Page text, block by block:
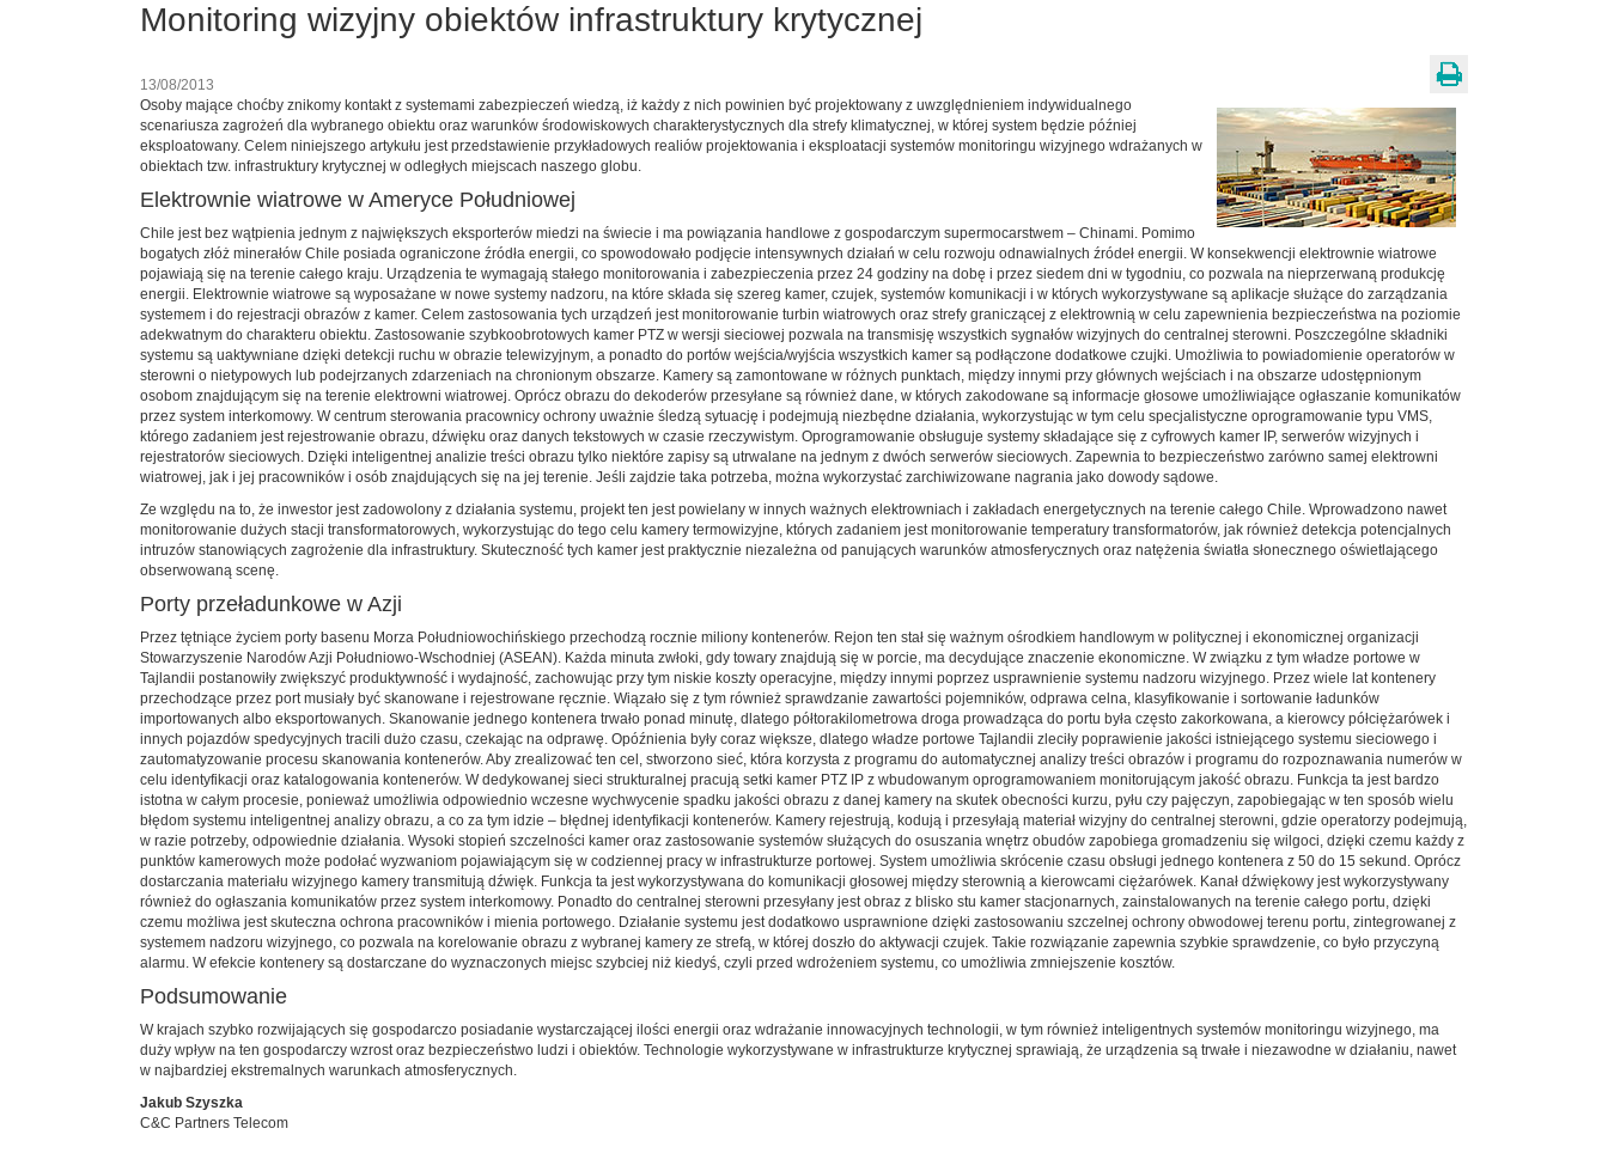
Monitoring wizyjny obiektów infrastruktury krytycznej
13/08/2013
Osoby mające choćby znikomy kontakt z systemami zabezpieczeń wiedzą, iż każdy z nich powinien być projektowany z uwzględnieniem indywidualnego
scenariusza zagrożeń dla wybranego obiektu oraz warunków środowiskowych charakterystycznych dla strefy klimatycznej, w której system będzie później
eksploatowany. Celem niniejszego artykułu jest przedstawienie przykładowych realiów projektowania i eksploatacji systemów monitoringu wizyjnego wdrażanych w
obiektach tzw. infrastruktury krytycznej w odległych miejscach naszego globu.
Elektrownie wiatrowe w Ameryce Południowej
Chile jest bez wątpienia jednym z największych eksporterów miedzi na świecie i ma powiązania handlowe z gospodarczym supermocarstwem – Chinami. Pomimo
bogatych złóż minerałów Chile posiada ograniczone źródła energii, co spowodowało podjęcie intensywnych działań w celu rozwoju odnawialnych źródeł energii. W konsekwencji elektrownie wiatrowe
pojawiają się na terenie całego kraju. Urządzenia te wymagają stałego monitorowania i zabezpieczenia przez 24 godziny na dobę i przez siedem dni w tygodniu, co pozwala na nieprzerwaną produkcję
energii. Elektrownie wiatrowe są wyposażane w nowe systemy nadzoru, na które składa się szereg kamer, czujek, systemów komunikacji i w których wykorzystywane są aplikacje służące do zarządzania
systemem i do rejestracji obrazów z kamer. Celem zastosowania tych urządzeń jest monitorowanie turbin wiatrowych oraz strefy graniczącej z elektrownią w celu zapewnienia bezpieczeństwa na poziomie
adekwatnym do charakteru obiektu. Zastosowanie szybkoobrotowych kamer PTZ w wersji sieciowej pozwala na transmisję wszystkich sygnałów wizyjnych do centralnej sterowni. Poszczególne składniki
systemu są uaktywniane dzięki detekcji ruchu w obrazie telewizyjnym, a ponadto do portów wejścia/wyjścia wszystkich kamer są podłączone dodatkowe czujki. Umożliwia to powiadomienie operatorów w
sterowni o nietypowych lub podejrzanych zdarzeniach na chronionym obszarze. Kamery są zamontowane w różnych punktach, między innymi przy głównych wejściach i na obszarze udostępnionym
osobom znajdującym się na terenie elektrowni wiatrowej. Oprócz obrazu do dekoderów przesyłane są również dane, w których zakodowane są informacje głosowe umożliwiające ogłaszanie komunikatów
przez system interkomowy. W centrum sterowania pracownicy ochrony uważnie śledzą sytuację i podejmują niezbędne działania, wykorzystując w tym celu specjalistyczne oprogramowanie typu VMS,
którego zadaniem jest rejestrowanie obrazu, dźwięku oraz danych tekstowych w czasie rzeczywistym. Oprogramowanie obsługuje systemy składające się z cyfrowych kamer IP, serwerów wizyjnych i
rejestratorów sieciowych. Dzięki inteligentnej analizie treści obrazu tylko niektóre zapisy są utrwalane na jednym z dwóch serwerów sieciowych. Zapewnia to bezpieczeństwo zarówno samej elektrowni
wiatrowej, jak i jej pracowników i osób znajdujących się na jej terenie. Jeśli zajdzie taka potrzeba, można wykorzystać zarchiwizowane nagrania jako dowody sądowe.
Ze względu na to, że inwestor jest zadowolony z działania systemu, projekt ten jest powielany w innych ważnych elektrowniach i zakładach energetycznych na terenie całego Chile. Wprowadzono nawet
monitorowanie dużych stacji transformatorowych, wykorzystując do tego celu kamery termowizyjne, których zadaniem jest monitorowanie temperatury transformatorów, jak również detekcja potencjalnych
intruzów stanowiących zagrożenie dla infrastruktury. Skuteczność tych kamer jest praktycznie niezależna od panujących warunków atmosferycznych oraz natężenia światła słonecznego oświetlającego
obserwowaną scenę.
Porty przeładunkowe w Azji
Przez tętniące życiem porty basenu Morza Południowochińskiego przechodzą rocznie miliony kontenerów. Rejon ten stał się ważnym ośrodkiem handlowym w politycznej i ekonomicznej organizacji
Stowarzyszenie Narodów Azji Południowo-Wschodniej (ASEAN). Każda minuta zwłoki, gdy towary znajdują się w porcie, ma decydujące znaczenie ekonomiczne. W związku z tym władze portowe w
Tajlandii postanowiły zwiększyć produktywność i wydajność, zachowując przy tym niskie koszty operacyjne, między innymi poprzez usprawnienie systemu nadzoru wizyjnego. Przez wiele lat kontenery
przechodzące przez port musiały być skanowane i rejestrowane ręcznie. Wiązało się z tym również sprawdzanie zawartości pojemników, odprawa celna, klasyfikowanie i sortowanie ładunków
importowanych albo eksportowanych. Skanowanie jednego kontenera trwało ponad minutę, dlatego półtorakilometrowa droga prowadząca do portu była często zakorkowana, a kierowcy półciężarówek i
innych pojazdów spedycyjnych tracili dużo czasu, czekając na odprawę. Opóźnienia były coraz większe, dlatego władze portowe Tajlandii zleciły poprawienie jakości istniejącego systemu sieciowego i
zautomatyzowanie procesu skanowania kontenerów. Aby zrealizować ten cel, stworzono sieć, która korzysta z programu do automatycznej analizy treści obrazów i programu do rozpoznawania numerów w
celu identyfikacji oraz katalogowania kontenerów. W dedykowanej sieci strukturalnej pracują setki kamer PTZ IP z wbudowanym oprogramowaniem monitorującym jakość obrazu. Funkcja ta jest bardzo
istotna w całym procesie, ponieważ umożliwia odpowiednio wczesne wychwycenie spadku jakości obrazu z danej kamery na skutek obecności kurzu, pyłu czy pajęczyn, zapobiegając w ten sposób wielu
błędom systemu inteligentnej analizy obrazu, a co za tym idzie – błędnej identyfikacji kontenerów. Kamery rejestrują, kodują i przesyłają materiał wizyjny do centralnej sterowni, gdzie operatorzy podejmują,
w razie potrzeby, odpowiednie działania. Wysoki stopień szczelności kamer oraz zastosowanie systemów służących do osuszania wnętrz obudów zapobiega gromadzeniu się wilgoci, dzięki czemu każdy z
punktów kamerowych może podołać wyzwaniom pojawiającym się w codziennej pracy w infrastrukturze portowej. System umożliwia skrócenie czasu obsługi jednego kontenera z 50 do 15 sekund. Oprócz
dostarczania materiału wizyjnego kamery transmitują dźwięk. Funkcja ta jest wykorzystywana do komunikacji głosowej między sterownią a kierowcami ciężarówek. Kanał dźwiękowy jest wykorzystywany
również do ogłaszania komunikatów przez system interkomowy. Ponadto do centralnej sterowni przesyłany jest obraz z blisko stu kamer stacjonarnych, zainstalowanych na terenie całego portu, dzięki
czemu możliwa jest skuteczna ochrona pracowników i mienia portowego. Działanie systemu jest dodatkowo usprawnione dzięki zastosowaniu szczelnej ochrony obwodowej terenu portu, zintegrowanej z
systemem nadzoru wizyjnego, co pozwala na korelowanie obrazu z wybranej kamery ze strefą, w której doszło do aktywacji czujek. Takie rozwiązanie zapewnia szybkie sprawdzenie, co było przyczyną
alarmu. W efekcie kontenery są dostarczane do wyznaczonych miejsc szybciej niż kiedyś, czyli przed wdrożeniem systemu, co umożliwia zmniejszenie kosztów.
Podsumowanie
W krajach szybko rozwijających się gospodarczo posiadanie wystarczającej ilości energii oraz wdrażanie innowacyjnych technologii, w tym również inteligentnych systemów monitoringu wizyjnego, ma
duży wpływ na ten gospodarczy wzrost oraz bezpieczeństwo ludzi i obiektów. Technologie wykorzystywane w infrastrukturze krytycznej sprawiają, że urządzenia są trwałe i niezawodne w działaniu, nawet
w najbardziej ekstremalnych warunkach atmosferycznych.
Jakub Szyszka
C&C Partners Telecom